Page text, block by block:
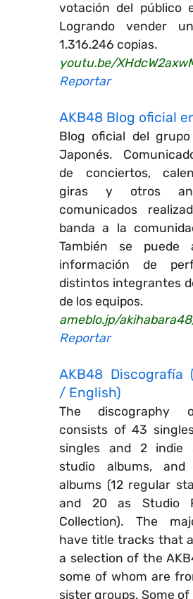
votación del público
Logrando vender
1.316.246 copias.
youtu.be/
Reportar
AKB48 Blog oficial
Blog oficial del
Japonés.
de conciertos,
giras y otros
comunicados
banda a la
También se puede
información de
distintos integrantes
de los equipos.
ameblo.jp/
Reportar
AKB48 Discografía
/ English)
The discography
consists of 43
singles and 2 indie
studio albums,
albums (12 regular
and 20 as Studio
Collection). The
have title tracks that
a selection of the
some of whom are
sister groups. Some